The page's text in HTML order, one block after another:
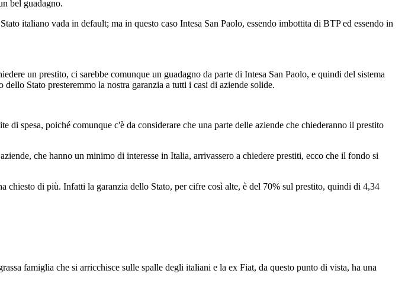
bel guadagno.
italiano vada in default; ma in questo caso Intesa San Paolo, essendo imbottita di BTP ed essendo in
un prestito, ci sarebbe comunque un guadagno da parte di Intesa San Paolo, e quindi del sistema
Stato presteremmo la nostra garanzia a tutti i casi di aziende solide.
di spesa, poiché comunque c'è da considerare che una parte delle aziende che chiederanno il prestito
che hanno un minimo di interesse in Italia, arrivassero a chiedere prestiti, ecco che il fondo si
chiesto di più. Infatti la garanzia dello Stato, per cifre così alte, è del 70% sul prestito, quindi di 4,34
famiglia che si arricchisce sulle spalle degli italiani e la ex Fiat, da questo punto di vista, ha una